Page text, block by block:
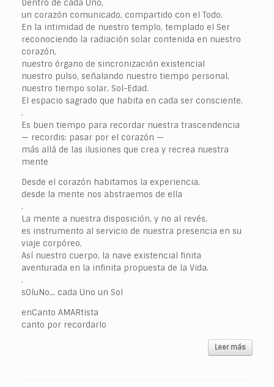
Dentro de cada Uno,
un corazón comunicado, compartido con el Todo.
En la intimidad de nuestro templo, templado el Ser
reconociendo la radiación solar contenida en nuestro
corazón,
nuestro órgano de sincronización existencial
nuestro pulso, señalando nuestro tiempo personal,
nuestro tiempo solar, Sol-Edad.
El espacio sagrado que habita en cada ser consciente.
.
Es buen tiempo para recordar nuestra trascendencia
— recordis: pasar por el corazón —
más allá de las ilusiones que crea y recrea nuestra
mente
Desde el corazón habitamos la experiencia,
desde la mente nos abstraemos de ella
.
La mente a nuestra disposición, y no al revés,
es instrumento al servicio de nuestra presencia en su
viaje corpóreo,
Así nuestro cuerpo, la nave existencial finita
aventurada en la infinita propuesta de la Vida.
.
sOluNo… cada Uno un Sol
enCanto AMARtista
canto por recordarlo
Leer más